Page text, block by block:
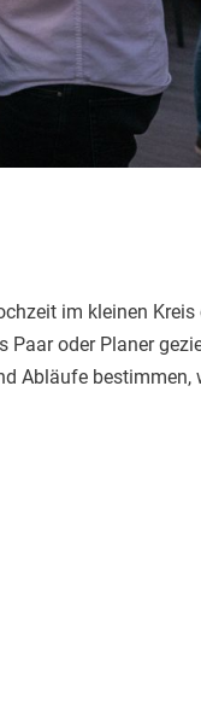
im kleinen Kreis
oder Planer
Abläufe